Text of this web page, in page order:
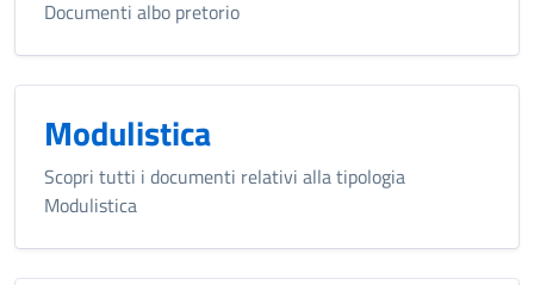
Documenti albo pretorio
Modulistica
Scopri tutti i documenti relativi alla tipologia
Modulistica